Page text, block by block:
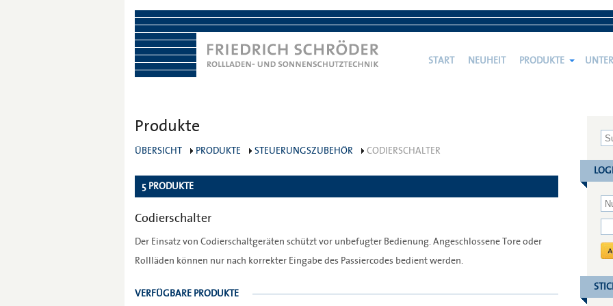
START NEUHEIT PRODUKTE
Produkte
ÜBERSICHT PRODUKTE STEUERUNGSZUBEHÖR CODIERSCHALTER
5 PRODUKTE
Codierschalter
Der Einsatz von Codierschaltgeräten schützt vor unbefugter Bedienung. Angeschlossene Tore oder
Rollläden können nur nach korrekter Eingabe des Passiercodes bedient werden.
VERFÜGBARE PRODUKTE